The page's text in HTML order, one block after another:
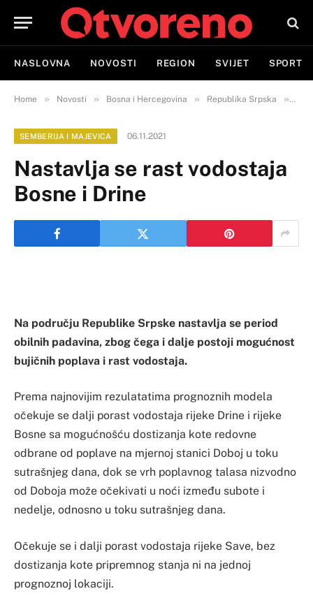
NASLOVNA NOVOSTI REGION SVIJET SPORT
Home » Novosti » Bosna i Hercegovina » Republika Srpska »
SEMBERIJA I MAJEVICA 06.11.2021
Nastavlja se rast vodostaja
Bosne i Drine
Na području Republike Srpske nastavlja se period
obilnih padavina, zbog čega i dalje postoji mogućnost
bujičnih poplava i rast vodostaja.
Prema najnovijim rezulatatima prognoznih modela
očekuje se dalji porast vodostaja rijeke Drine i rijeke
Bosne sa mogućnošću dostizanja kote redovne
odbrane od poplave na mjernoj stanici Doboj u toku
sutrašnjeg dana, dok se vrh poplavnog talasa nizvodno
od Doboja može očekivati u noći između subote i
nedelje, odnosno u toku sutrašnjeg dana.
Očekuje se i dalji porast vodostaja rijeke Save, bez
dostizanja kote pripremnog stanja ni na jednoj
prognoznoj lokaciji.